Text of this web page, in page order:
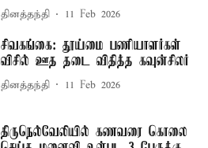
தினத்தந்தி 11 Feb 2026
சிவகங்கை: தூய்மை பணியாளர்கள்
விசில் ஊத தடை விதித்த கவுன்சிலர்
தினத்தந்தி 11 Feb 2026
திருநெல்வேலியில் கணவரை கொலை